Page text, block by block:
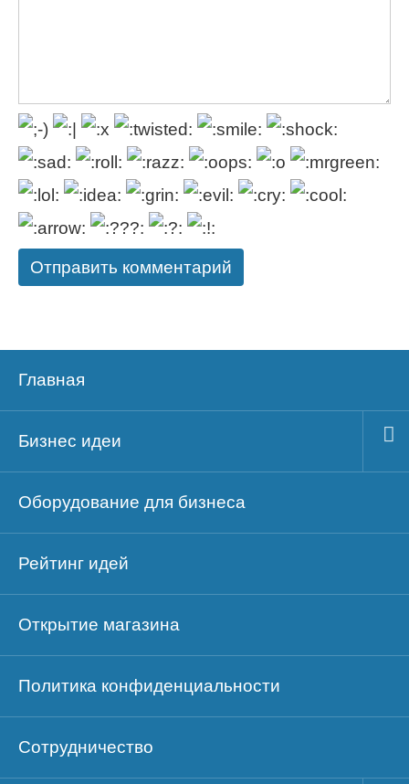
Главная
Бизнес идеи
Оборудование для бизнеса
Рейтинг идей
Открытие магазина
Политика конфиденциальности
Сотрудничество